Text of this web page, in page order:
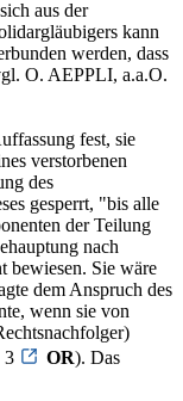
aus der
kann
werden, dass
O. AEPPLI, a.a.O.
fest, sie
verstorbenen
des
gesperrt, "bis alle
der Teilung
nach
bewiesen. Sie wäre
dem Anspruch des
wenn sie von
3
OR). Das